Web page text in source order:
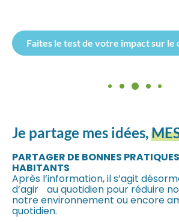
Faites le test de votre impact sur le
Je partage mes idées,
PARTAGER DE BONNES
HABITANTS
Après l’information, il s’agit
d’agir au quotidien pour réduire
notre environnement ou encore
quotidien.